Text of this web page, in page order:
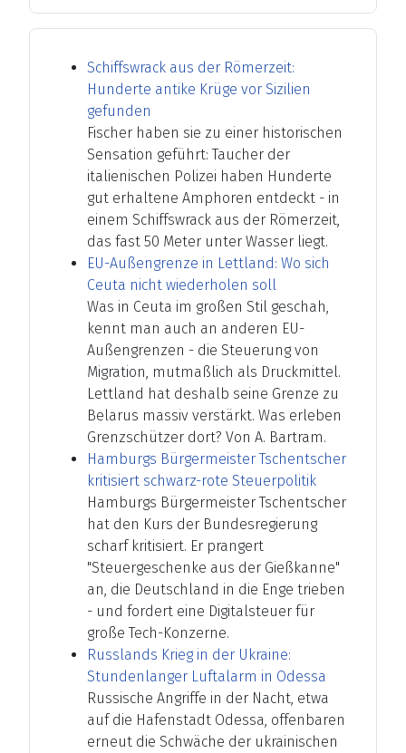
Schiffswrack aus der Römerzeit:
Hunderte antike Krüge vor Sizilien
gefunden
Fischer haben sie zu einer historischen
Sensation geführt: Taucher der
italienischen Polizei haben Hunderte
gut erhaltene Amphoren entdeckt - in
einem Schiffswrack aus der Römerzeit,
das fast 50 Meter unter Wasser liegt.
EU-Außengrenze in Lettland: Wo sich
Ceuta nicht wiederholen soll
Was in Ceuta im großen Stil geschah,
kennt man auch an anderen EU-
Außengrenzen - die Steuerung von
Migration, mutmaßlich als Druckmittel.
Lettland hat deshalb seine Grenze zu
Belarus massiv verstärkt. Was erleben
Grenzschützer dort? Von A. Bartram.
Hamburgs Bürgermeister Tschentscher
kritisiert schwarz-rote Steuerpolitik
Hamburgs Bürgermeister Tschentscher
hat den Kurs der Bundesregierung
scharf kritisiert. Er prangert
"Steuergeschenke aus der Gießkanne"
an, die Deutschland in die Enge trieben
- und fordert eine Digitalsteuer für
große Tech-Konzerne.
Russlands Krieg in der Ukraine:
Stundenlanger Luftalarm in Odessa
Russische Angriffe in der Nacht, etwa
auf die Hafenstadt Odessa, offenbaren
erneut die Schwäche der ukrainischen